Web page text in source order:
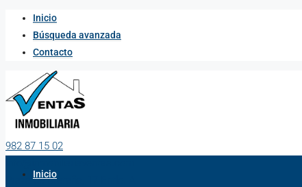
Inicio
Búsqueda avanzada
Contacto
982 87 15 02
Praza de Bretaña, 17 Entlo. A
Inicio